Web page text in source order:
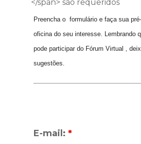
</span> são requeridos
Preencha o formulário e faça sua
oficina do seu interesse. Lembrando
pode participar do Fórum Virtual ,
sugestões.
E-mail: *